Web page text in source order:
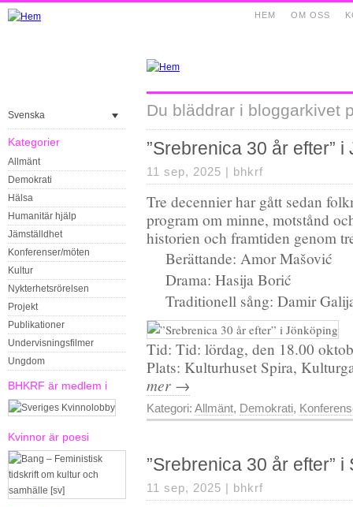
OM OSS
HEM
Svenska
Kategorier
Allmänt
Demokrati
Hälsa
Humanitär hjälp
Jämställdhet
Konferenser/möten
Kultur
Nykterhetsrörelsen
Projekt
Publikationer
Undervisningsfilmer
Ungdom
BHKRF är medlem i
Kvinnor är poesi
Du bläddrar i bloggarkivet
”Srebrenica 30 år efter”
11 sep, 2025 | bhkrf
Tre decennier har gått sedan
program om minne, motstånd
historien och framtiden genom
Berättande: Amor Mašović
Drama: Hasija Borić
Traditionell sång: Damir
Tid: Tid: lördag, den 18.00
Plats: Kulturhuset Spira,
mer →
Kategori: Allmänt, Demokrati,
”Srebrenica 30 år efter” i
11 sep, 2025 | bhkrf